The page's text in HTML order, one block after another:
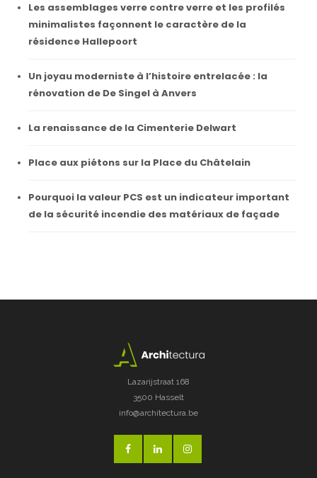
Les assemblages verre contre verre et les profilés
minimalistes façonnent le caractère de la
résidence Hallepoort
Un joyau moderniste à l’histoire entrelacée : la
rénovation de De Singel à Anvers
La renaissance de la Cimenterie Delwart
Place aux piétons sur la Place du Châtelain
Pourquoi la valeur PCS est un indicateur important
de la sécurité incendie des matériaux de façade
Lazarijstraat 168
3500 Hasselt
info@architectura.be